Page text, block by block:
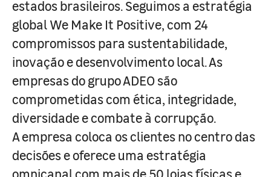
estados brasileiros. Seguimos a estratégia
global We Make It Positive, com 24
compromissos para sustentabilidade,
inovação e desenvolvimento local. As
empresas do grupo ADEO são
comprometidas com ética, integridade,
diversidade e combate à corrupção.
A empresa coloca os clientes no centro das
decisões e oferece uma estratégia
omnicanal com mais de 50 lojas físicas e